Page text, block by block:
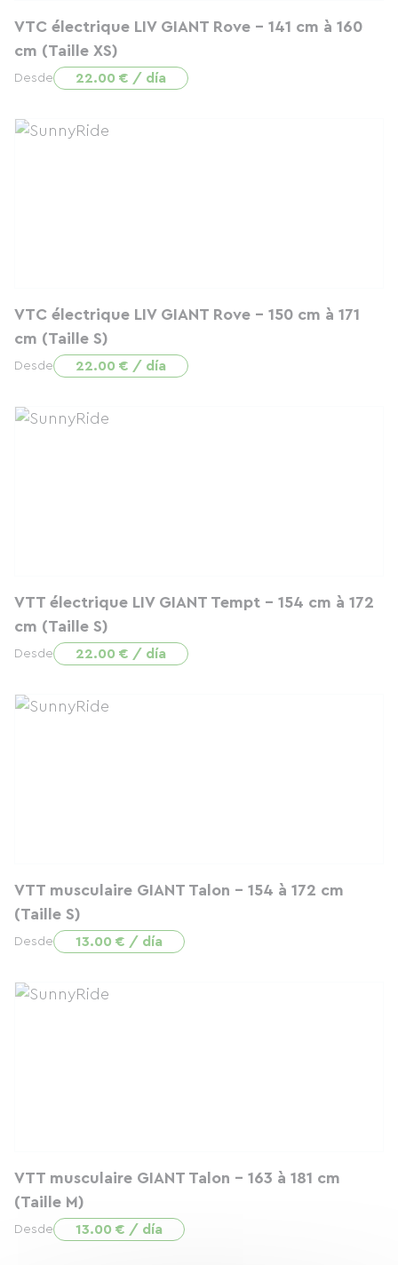
VTC électrique LIV GIANT Rove - 141 cm à 160
cm (Taille XS)
Desde 22.00 € / día
VTC électrique LIV GIANT Rove - 150 cm à 171
cm (Taille S)
Desde 22.00 € / día
VTT électrique LIV GIANT Tempt - 154 cm à 172
cm (Taille S)
Desde 22.00 € / día
VTT musculaire GIANT Talon - 154 à 172 cm
(Taille S)
Desde 13.00 € / día
VTT musculaire GIANT Talon - 163 à 181 cm
(Taille M)
Desde 13.00 € / día